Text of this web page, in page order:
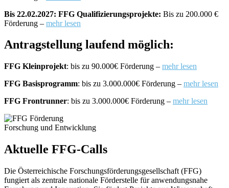
Bis 22.02.2027: FFG Qualifizierungsprojekte: Bis zu 200.000 €
Förderung – mehr lesen
Antragstellung laufend möglich:
FFG Kleinprojekt: bis zu 90.000€ Förderung – mehr lesen
FFG Basisprogramm: bis zu 3.000.000€ Förderung – mehr lesen
FFG Frontrunner: bis zu 3.000.000€ Förderung – mehr lesen
Forschung und Entwicklung
Aktuelle FFG-Calls
Die Österreichische Forschungsförderungsgesellschaft (FFG)
fungiert als zentrale nationale Förderstelle für anwendungsnahe